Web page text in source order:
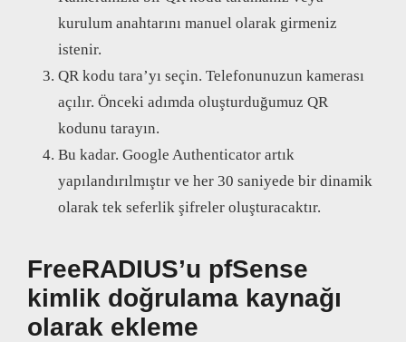
kurulum anahtarını manuel olarak girmeniz
istenir.
QR kodu tara’yı seçin. Telefonunuzun kamerası
açılır. Önceki adımda oluşturduğumuz QR
kodunu tarayın.
Bu kadar. Google Authenticator artık
yapılandırılmıştır ve her 30 saniyede bir dinamik
olarak tek seferlik şifreler oluşturacaktır.
FreeRADIUS’u pfSense
kimlik doğrulama kaynağı
olarak ekleme